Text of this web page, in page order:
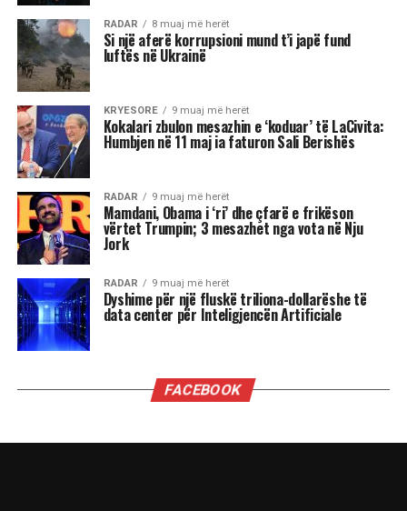
RADAR 8 muaj më herët
Si një aferë korrupsioni mund t’i japë fund
luftës në Ukrainë
KRYESORE 9 muaj më herët
Kokalari zbulon mesazhin e ‘koduar’ të LaCivita:
Humbjen në 11 maj ia faturon Sali Berishës
RADAR 9 muaj më herët
Mamdani, Obama i ‘ri’ dhe çfarë e frikëson
vërtet Trumpin; 3 mesazhet nga vota në Nju
Jork
RADAR 9 muaj më herët
Dyshime për një fluskë triliona-dollarëshe të
data center për Inteligjencën Artificiale
FACEBOOK